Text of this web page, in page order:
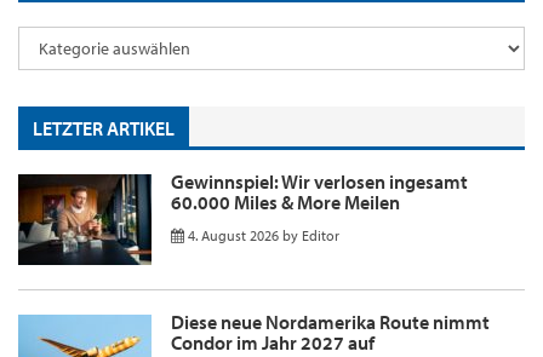
LETZTER ARTIKEL
Gewinnspiel: Wir verlosen ingesamt
60.000 Miles & More Meilen
4. August 2026 by Editor
Diese neue Nordamerika Route nimmt
Condor im Jahr 2027 auf